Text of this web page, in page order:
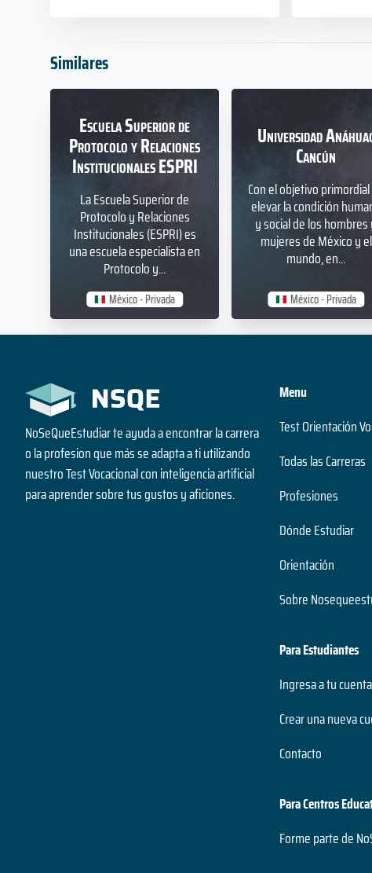
Similares
México - Privada
Escuela Superior de
Protocolo y Relaciones
Institucionales ESPRI
La Escuela Superior de
Protocolo y Relaciones
Institucionales (ESPRI) es
una escuela especialista en
Protocolo y...
México - Privada
Universidad
Cancún
Con el objetivo
elevar la condición
y social de los hombres
mujeres de México y el
mundo, en...
NoSeQueEstudiar te ayuda a encontrar la carrera
o la profesion que más se adapta a ti utilizando
nuestro Test Vocacional con inteligencia artificial
para aprender sobre tus gustos y aficiones.
Menu
Test Orientación
Todas las Carreras
Profesiones
Dónde Estudiar
Orientación
Sobre
Para Estudiantes
Ingresa a tu cuenta
Crear una nueva
Contacto
Para Centros
Forme parte de